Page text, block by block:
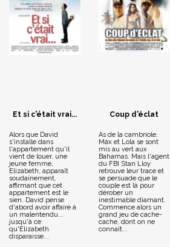
Et si c'était vrai...
Alors que David
s'installe dans
l'appartement qu'il
vient de louer, une
jeune femme,
Elizabeth, apparaît
soudainement,
affirmant que cet
appartement est le
sien. David pense
d'abord avoir affaire à
un malentendu...
jusqu'à ce
qu'Elizabeth
disparaisse...
Coup d'éclat
As de la cambriole,
Max et Lola se sont
mis au vert aux
Bahamas. Mais l'agent
du FBI Stan Lloy
retrouve leur trace et
se persuade que le
couple est là pour
dérober un
inestimable diamant.
Commence alors un
grand jeu de cache-
cache, dont on ne
connaît...